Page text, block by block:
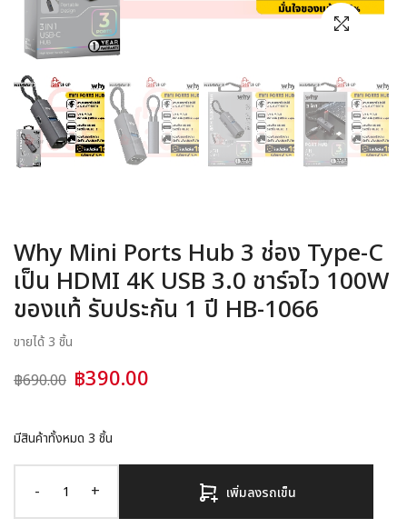
หูฟัง/สมอลทอร์ค
อุปกรณ์ชาร์จ
อุปกรณ์ในรถยนต์
สินค้าอื่น ๆ
Why Mini Ports Hub 3 ช่อง Type-C
เป็น HDMI 4K USB 3.0 ชาร์จไว 100W
ของแท้ รับประกัน 1 ปี HB-1066
ขายได้ 3 ชิ้น
฿690.00 ฿390.00
มีสินค้าทั้งหมด 3 ชิ้น
- + เพิ่มลงรถเข็น